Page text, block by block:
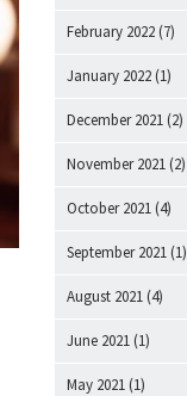
February 2022 (7)
January 2022 (1)
December 2021 (2)
November 2021 (2)
October 2021 (4)
September 2021 (1)
August 2021 (4)
June 2021 (1)
May 2021 (1)